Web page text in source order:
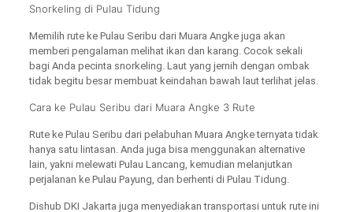
Snorkeling di Pulau Tidung
Memilih rute ke Pulau Seribu dari Muara Angke juga akan
memberi pengalaman melihat ikan dan karang. Cocok sekali
bagi Anda pecinta snorkeling. Laut yang jernih dengan ombak
tidak begitu besar membuat keindahan bawah laut terlihat jelas.
Cara ke Pulau Seribu dari Muara Angke 3 Rute
Rute ke Pulau Seribu dari pelabuhan Muara Angke ternyata tidak
hanya satu lintasan. Anda juga bisa menggunakan alternative
lain, yakni melewati Pulau Lancang, kemudian melanjutkan
perjalanan ke Pulau Payung, dan berhenti di Pulau Tidung.
Dishub DKI Jakarta juga menyediakan transportasi untuk rute ini